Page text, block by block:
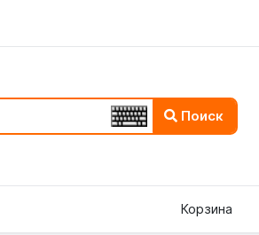
Поиск
Корзина